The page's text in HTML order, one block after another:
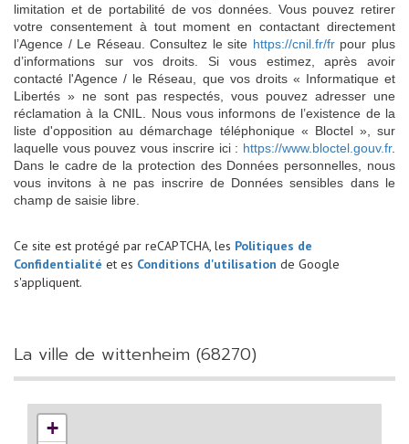
limitation et de portabilité de vos données. Vous pouvez retirer
votre consentement à tout moment en contactant directement
l’Agence / Le Réseau. Consultez le site https://cnil.fr/frpour plus
d’informations sur vos droits. Si vous estimez, après avoir
contacté l'Agence / le Réseau, que vos droits « Informatique et
Libertés » ne sont pas respectés, vous pouvez adresser une
réclamation à la CNIL. Nous vous informons de l’existence de la
liste d'opposition au démarchage téléphonique « Bloctel », sur
laquelle vous pouvez vous inscrire ici : https://www.bloctel.gouv.fr.
Dans le cadre de la protection des Données personnelles, nous
vous invitons à ne pas inscrire de Données sensibles dans le
champ de saisie libre.
Ce site est protégé par reCAPTCHA, les Politiques de
Confidentialité et es Conditions d'utilisation de Google
s'appliquent.
la ville de wittenheim (68270)
+